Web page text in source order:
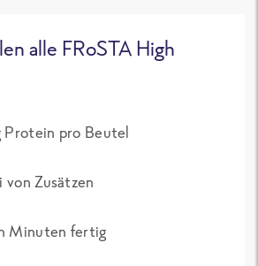
alle FRoSTA High
Protein pro Beutel
Zusätzen
Minuten fertig